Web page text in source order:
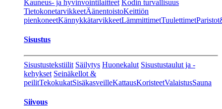
Kauneus- ja hyvinvointilaitteet Kodin turvallisuus
TietokonetarvikkeetÄänentoistoKeittiön
pienkoneetKännykkätarvikkeetLämmittimetTuulettimet
Sisustus
Sisustustekstiilit Säilytys Huonekalut Sisustustaulut ja -
kehykset Seinäkellot &
peilitTekokukatSisäkasveilleKattausKoristeetValaistusSauna
Siivous